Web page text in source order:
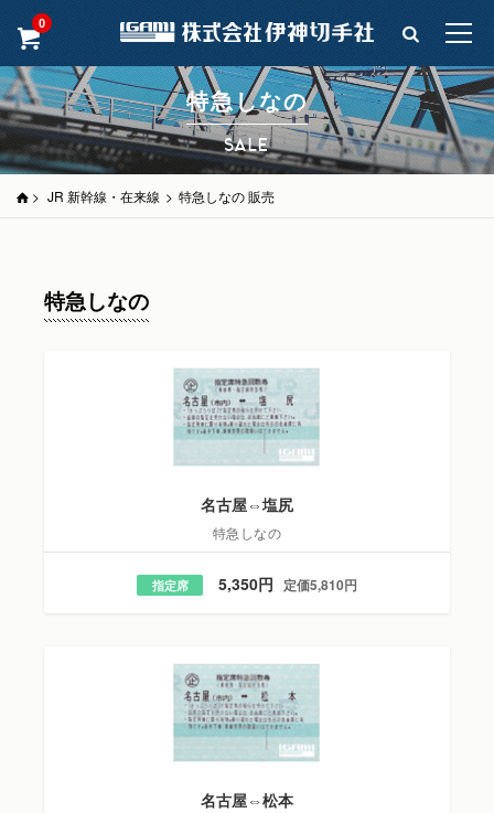
0
特急しなの
SALE
> JR 新幹線・在来線 > 特急しなの 販売
特急しなの
名古屋⇔塩尻
特急しなの
指定席 5,350円 定価5,810円
名古屋⇔松本